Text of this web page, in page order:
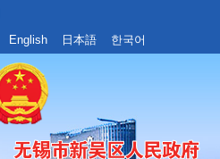
English 日本語 한국어